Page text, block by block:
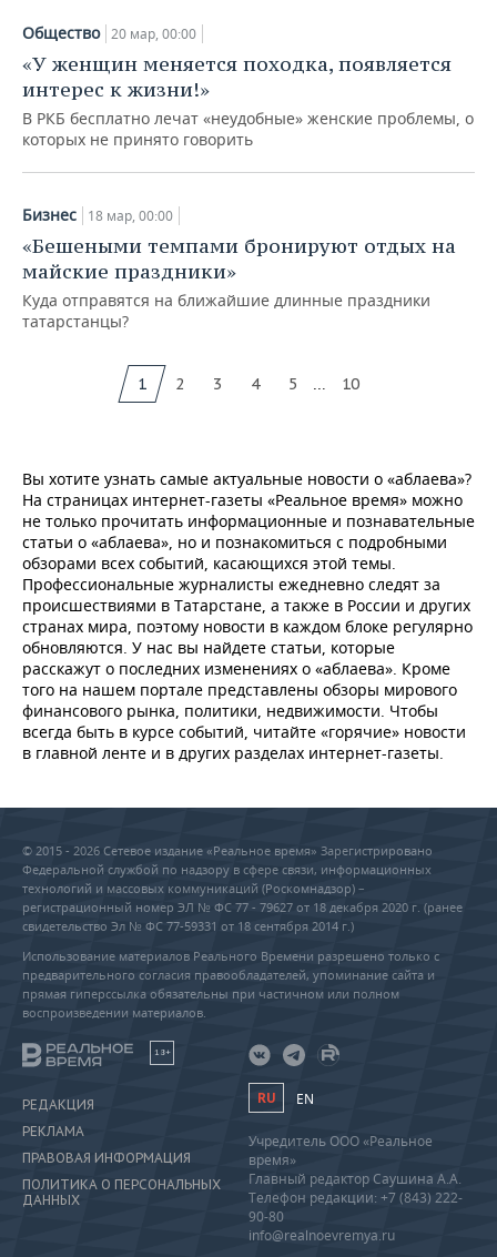
Общество 20 мар, 00:00
«У женщин меняется походка, появляется
интерес к жизни!»
В РКБ бесплатно лечат «неудобные» женские проблемы, о
которых не принято говорить
Бизнес 18 мар, 00:00
«Бешеными темпами бронируют отдых на
майские праздники»
Куда отправятся на ближайшие длинные праздники
татарстанцы?
1 2 3 4 5 ... 10
Вы хотите узнать самые актуальные новости о «аблаева»?
На страницах интернет-газеты «Реальное время» можно
не только прочитать информационные и познавательные
статьи о «аблаева», но и познакомиться с подробными
обзорами всех событий, касающихся этой темы.
Профессиональные журналисты ежедневно следят за
происшествиями в Татарстане, а также в России и других
странах мира, поэтому новости в каждом блоке регулярно
обновляются. У нас вы найдете статьи, которые
расскажут о последних изменениях о «аблаева». Кроме
того на нашем портале представлены обзоры мирового
финансового рынка, политики, недвижимости. Чтобы
всегда быть в курсе событий, читайте «горячие» новости
в главной ленте и в других разделах интернет-газеты.
© 2015 - 2026 Сетевое издание «Реальное время» Зарегистрировано
Федеральной службой по надзору в сфере связи, информационных
технологий и массовых коммуникаций (Роскомнадзор) –
регистрационный номер ЭЛ № ФС 77 - 79627 от 18 декабря 2020 г. (ранее
свидетельство Эл № ФС 77-59331 от 18 сентября 2014 г.)
Использование материалов Реального Времени разрешено только с
предварительного согласия правообладателей, упоминание сайта и
прямая гиперссылка обязательны при частичном или полном
воспроизведении материалов.
18+
РЕДАКЦИЯ
РЕКЛАМА
ПРАВОВАЯ ИНФОРМАЦИЯ
ПОЛИТИКА О ПЕРСОНАЛЬНЫХ
ДАННЫХ
RU EN
Учредитель ООО «Реальное
время»
Главный редактор Саушина А.А.
Телефон редакции: +7 (843) 222-
90-80
info@realnoevremya.ru